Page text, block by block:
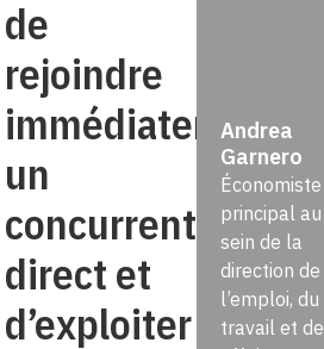
de
rejoindre
immédiatement
un
concurrent
direct et
d’exploiter
Andrea
Garnero
Économiste
principal au
sein de la
direction de
l’emploi, du
travail et